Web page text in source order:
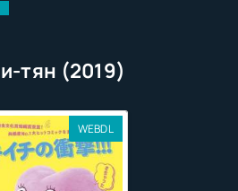
тян (2019)
WEBDL